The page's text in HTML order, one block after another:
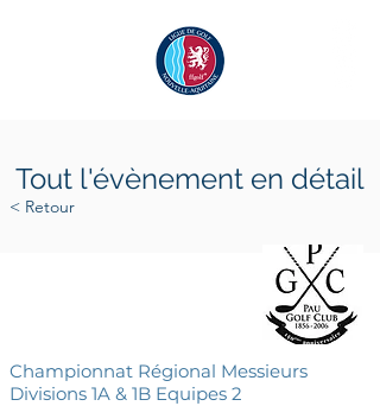
Tout l'évènement en détail
< Retour
Championnat Régional Messieurs
Divisions 1A & 1B Equipes 2